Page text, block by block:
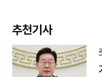
추천기사